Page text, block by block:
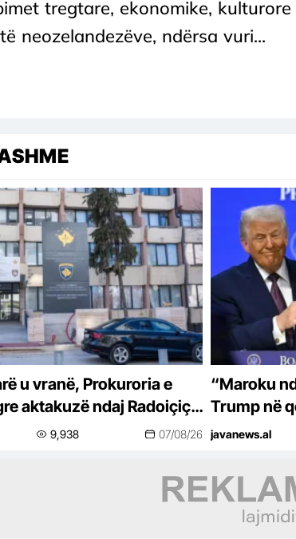
tregtare, ekonomike,
neozelandezëve, ndërsa vuri...
u vranë, Prokuroria e
aktakuzë ndaj Radoiçiçit
të tjerëve për krime
9,938 07/08/26
“Maroku
Trump në
së Ceutës
javanews.al